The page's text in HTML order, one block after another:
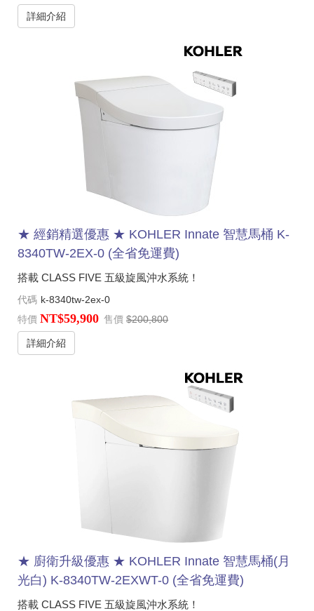
詳細介紹
★ 經銷精選優惠 ★ KOHLER Innate 智慧馬桶 K-
8340TW-2EX-0 (全省免運費)
搭載 CLASS FIVE 五級旋風沖水系統！
代碼 k-8340tw-2ex-0
特價 NT$59,900 售價 $200,800
詳細介紹
★ 廚衛升級優惠 ★ KOHLER Innate 智慧馬桶(月
光白) K-8340TW-2EXWT-0 (全省免運費)
搭載 CLASS FIVE 五級旋風沖水系統！